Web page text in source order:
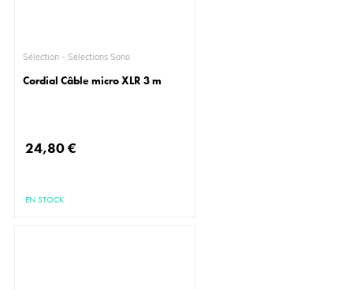
Sélection - Sélections Sono
Cordial Câble micro XLR 3 m
24,80 €
EN STOCK